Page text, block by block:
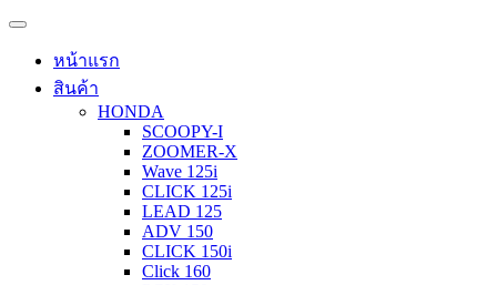
หน้าแรก
สินค้า
HONDA
SCOOPY-I
ZOOMER-X
Wave 125i
CLICK 125i
LEAD 125
ADV 150
CLICK 150i
Click 160